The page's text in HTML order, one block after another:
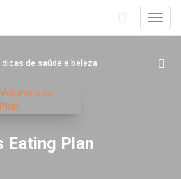
+
dicas de saúde e beleza
Eating Plan